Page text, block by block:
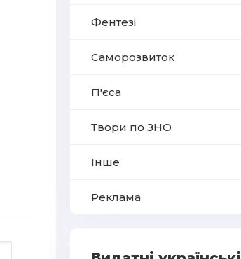
Фентезі
Саморозвиток
П'єса
Твори по ЗНО
Інше
Реклама